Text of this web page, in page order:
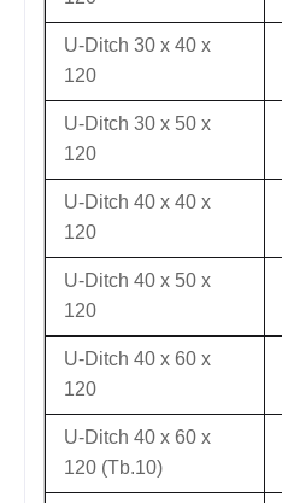
U-Ditch 30 x 40 x
120
U-Ditch 30 x 50 x
120
U-Ditch 40 x 40 x
120
U-Ditch 40 x 50 x
120
U-Ditch 40 x 60 x
120
U-Ditch 40 x 60 x
120 (Tb.10)